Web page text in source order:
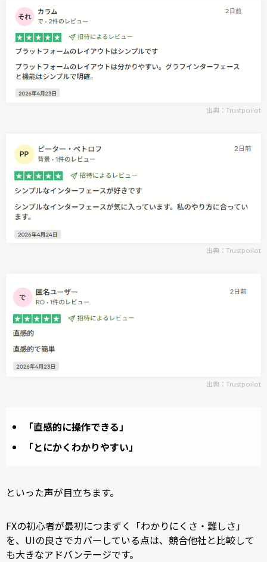
出典： Trustpoilot
出典： Trustpoilot
出典： Trustpoilot
「直感的に操作できる」
「とにかくわかりやすい」
といった声が目立ちます。
FXの初心者が最初につまずく「わかりにくさ・難しさ」
を、UIの良さでカバーしている点は、競合他社と比較して
も大きなアドバンテージです。